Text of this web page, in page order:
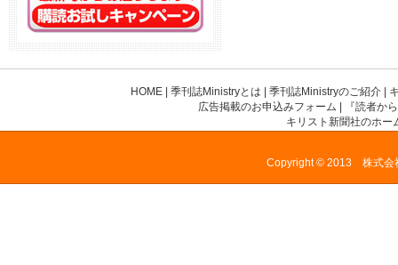
HOME| 季刊誌Ministryとは | 季刊誌Ministryのご紹介|
広告掲載のお申込みフォーム |
『読者か
キリスト新聞社のホー
Copyright © 2013 株式会